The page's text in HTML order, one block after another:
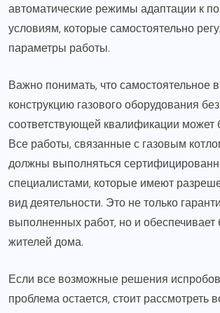
автоматические режимы адаптации к
условиям, которые самостоятельно
параметры работы.
Важно понимать, что самостоятельное
конструкцию газового оборудования без
соответствующей квалификации может
Все работы, связанные с газовым
должны выполняться
специалистами, которые имеют
вид деятельности. Это не только
выполненных работ, но и обеспечивает
жителей дома.
Если все возможные решения
проблема остается, стоит рассмотреть